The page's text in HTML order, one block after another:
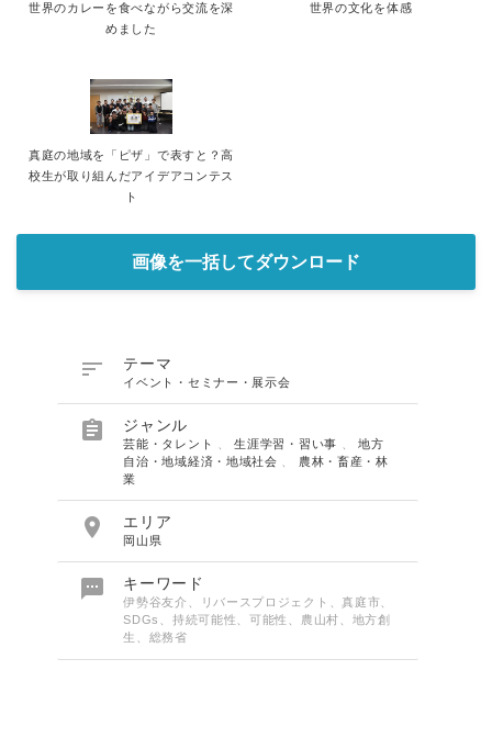
世界のカレーを食べながら交流を深
めました
世界の文化を体感
真庭の地域を「ピザ」で表すと？高
校生が取り組んだアイデアコンテス
ト
画像を一括してダウンロード
 テーマ
イベント・セミナー・展示会
 ジャンル
芸能・タレント 、生涯学習・習い事 、地方
自治・地域経済・地域社会
農林・畜産・林
業
 エリア
岡山県
 キーワード
伊勢谷友介、リバースプロジェクト、真庭市、
SDGs、持続可能性、可能性、農山村、地方創
生、総務省